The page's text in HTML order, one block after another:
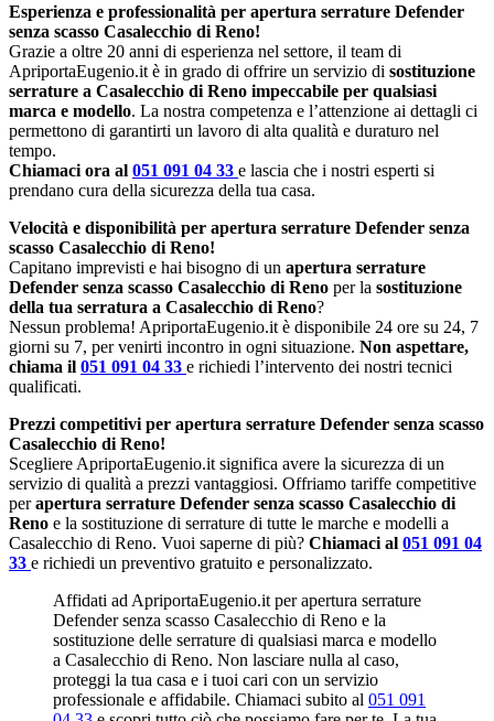
Esperienza e professionalità per apertura serrature Defender
senza scasso Casalecchio di Reno!
Grazie a oltre 20 anni di esperienza nel settore, il team di
ApriportaEugenio.it è in grado di offrire un servizio di sostituzione
serrature a Casalecchio di Reno impeccabile per qualsiasi
marca e modello. La nostra competenza e l’attenzione ai dettagli ci
permettono di garantirti un lavoro di alta qualità e duraturo nel
tempo.
Chiamaci ora al 051 091 04 33 e lascia che i nostri esperti si
prendano cura della sicurezza della tua casa.
Velocità e disponibilità per apertura serrature Defender senza
scasso Casalecchio di Reno!
Capitano imprevisti e hai bisogno di un apertura serrature
Defender senza scasso Casalecchio di Reno per la sostituzione
della tua serratura a Casalecchio di Reno?
Nessun problema! ApriportaEugenio.it è disponibile 24 ore su 24, 7
giorni su 7, per venirti incontro in ogni situazione. Non aspettare,
chiama il 051 091 04 33 e richiedi l’intervento dei nostri tecnici
qualificati.
Prezzi competitivi per apertura serrature Defender senza scasso
Casalecchio di Reno!
Scegliere ApriportaEugenio.it significa avere la sicurezza di un
servizio di qualità a prezzi vantaggiosi. Offriamo tariffe competitive
perapertura serrature Defender senza scasso Casalecchio di
Reno e la sostituzione di serrature di tutte le marche e modelli a
Casalecchio di Reno. Vuoi saperne di più? Chiamaci al 051 091 04
33 e richiedi un preventivo gratuito e personalizzato.
Affidati ad ApriportaEugenio.it per apertura serrature
Defender senza scasso Casalecchio di Reno e la
sostituzione delle serrature di qualsiasi marca e modello
a Casalecchio di Reno. Non lasciare nulla al caso,
proteggi la tua casa e i tuoi cari con un servizio
professionale e affidabile. Chiamaci subito al 051 091